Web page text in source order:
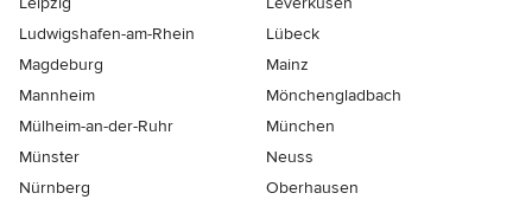
Ludwigshafen-am-Rhein
Lübeck
Magdeburg
Mainz
Mannheim
Mönchen­gladbach
Mülheim-an-der-Ruhr
München
Münster
Neuss
Nürnberg
Oberhausen